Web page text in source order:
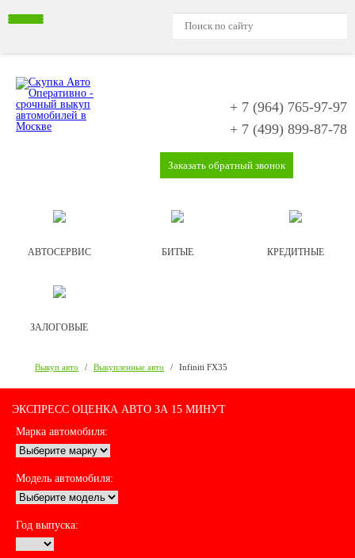
+ 7 (964) 765-97-97
+ 7 (499) 899-87-78
Заказать обратный звонок
АВТОСЕРВИС БИТЫЕ КРЕДИТНЫЕ
ЗАЛОГОВЫЕ
Выкуп авто / Выкупленные авто / Infiniti FX35
ЭКСПРЕСС ОЦЕНКА АВТО ЗА 15 МИНУТ
Марка автомобиля:
Модель автомобиля:
Год выпуска: